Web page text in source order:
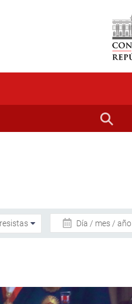
Día / mes / año